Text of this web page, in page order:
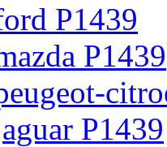
P1439
P1439
P1439